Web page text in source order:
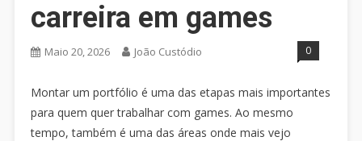
carreira em games
Maio 20, 2026 João Custódio 0
Montar um portfólio é uma das etapas mais importantes
para quem quer trabalhar com games. Ao mesmo
tempo, também é uma das áreas onde mais vejo